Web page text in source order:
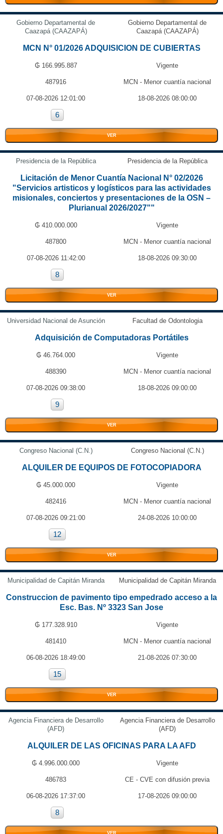
Gobierno Departamental de
Caazapá (CAAZAPÁ)
Gobierno Departamental de
Caazapá (CAAZAPÁ)
MCN N° 01/2026 ADQUISICION DE CUBIERTAS
₲ 166.995.887 Vigente
487916 MCN - Menor cuantía nacional
07-08-2026 12:01:00 18-08-2026 08:00:00
6
VER
Presidencia de la República Presidencia de la República
Licitación de Menor Cuantía Nacional N° 02/2026
"Servicios artisticos y logísticos para las actividades
misionales, conciertos y presentaciones de la OSN –
Plurianual 2026/2027""
₲ 410.000.000 Vigente
487800 MCN - Menor cuantía nacional
07-08-2026 11:42:00 18-08-2026 09:30:00
8
VER
Universidad Nacional de Asunción Facultad de Odontologia
Adquisición de Computadoras Portátiles
₲ 46.764.000 Vigente
488390 MCN - Menor cuantía nacional
07-08-2026 09:38:00 18-08-2026 09:00:00
9
VER
Congreso Nacional (C.N.) Congreso Nacional (C.N.)
ALQUILER DE EQUIPOS DE FOTOCOPIADORA
₲ 45.000.000 Vigente
482416 MCN - Menor cuantía nacional
07-08-2026 09:21:00 24-08-2026 10:00:00
12
VER
Municipalidad de Capitán Miranda Municipalidad de Capitán Miranda
Construccion de pavimento tipo empedrado acceso a la
Esc. Bas. Nº 3323 San Jose
₲ 177.328.910 Vigente
481410 MCN - Menor cuantía nacional
06-08-2026 18:49:00 21-08-2026 07:30:00
15
VER
Agencia Financiera de Desarrollo
(AFD)
Agencia Financiera de Desarrollo
(AFD)
ALQUILER DE LAS OFICINAS PARA LA AFD
₲ 4.996.000.000 Vigente
486783 CE - CVE con difusión previa
06-08-2026 17:37:00 17-08-2026 09:00:00
8
VER